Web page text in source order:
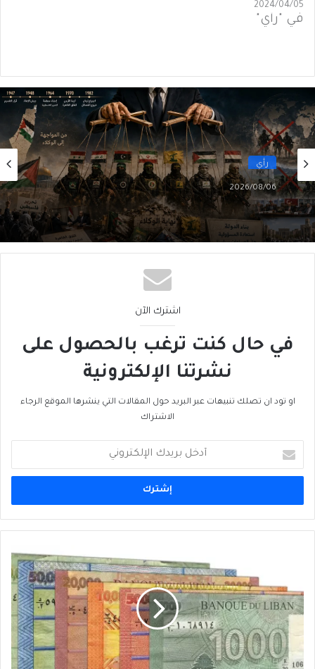
2024/04/05
في "رأي"
رأي
2026/08/06
سقوطُ “الأذرُع”: هل انتهى زمنُ الوكلاء؟
اشترك الآن
في حال كنت ترغب بالحصول على
نشرتنا الإلكترونية
او تود ان تصلك تنبيهات عبر البريد حول المقالات التي ينشرها الموقع الرجاء
الاشتراك
بريدك
الإلكتروني
بالعُملات
الوطنية؟